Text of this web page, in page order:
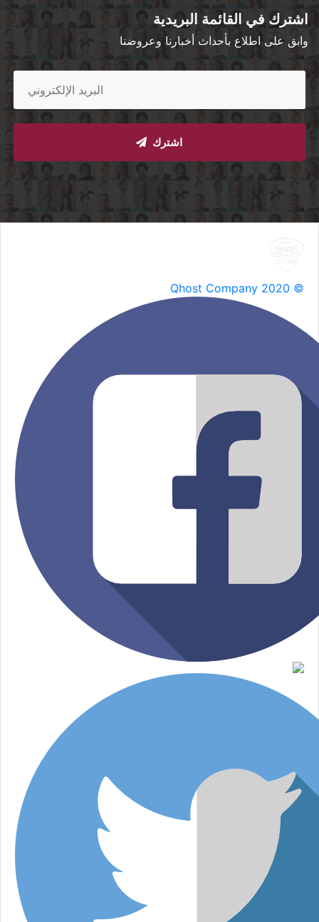
السعر إبتداء من
اشترك في القائمة البريدية
وابق على اطلاع بأحداث أخبارنا وعروضنا
اشترك
Qhost Company 2020 ©